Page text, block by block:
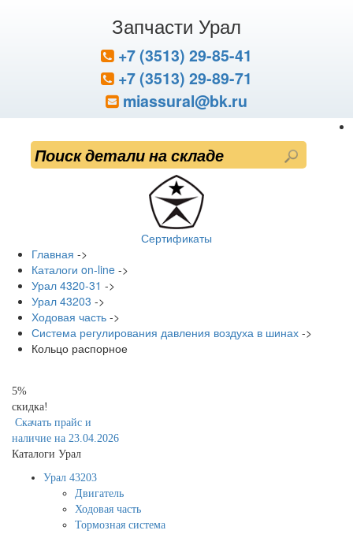
Запчасти Урал
+7 (3513) 29-85-41
+7 (3513) 29-89-71
miassural@bk.ru
Сертификаты
Главная ->
Каталоги on-line ->
Урал 4320-31 ->
Урал 43203 ->
Ходовая часть ->
Система регулирования давления воздуха в шинах ->
Кольцо распорное
5%
скидка!
Скачать прайс и
наличие на 23.04.2026
Каталоги Урал
Урал 43203
Двигатель
Ходовая часть
Тормозная система